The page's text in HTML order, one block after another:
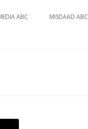
ABC MISDAAD ABC